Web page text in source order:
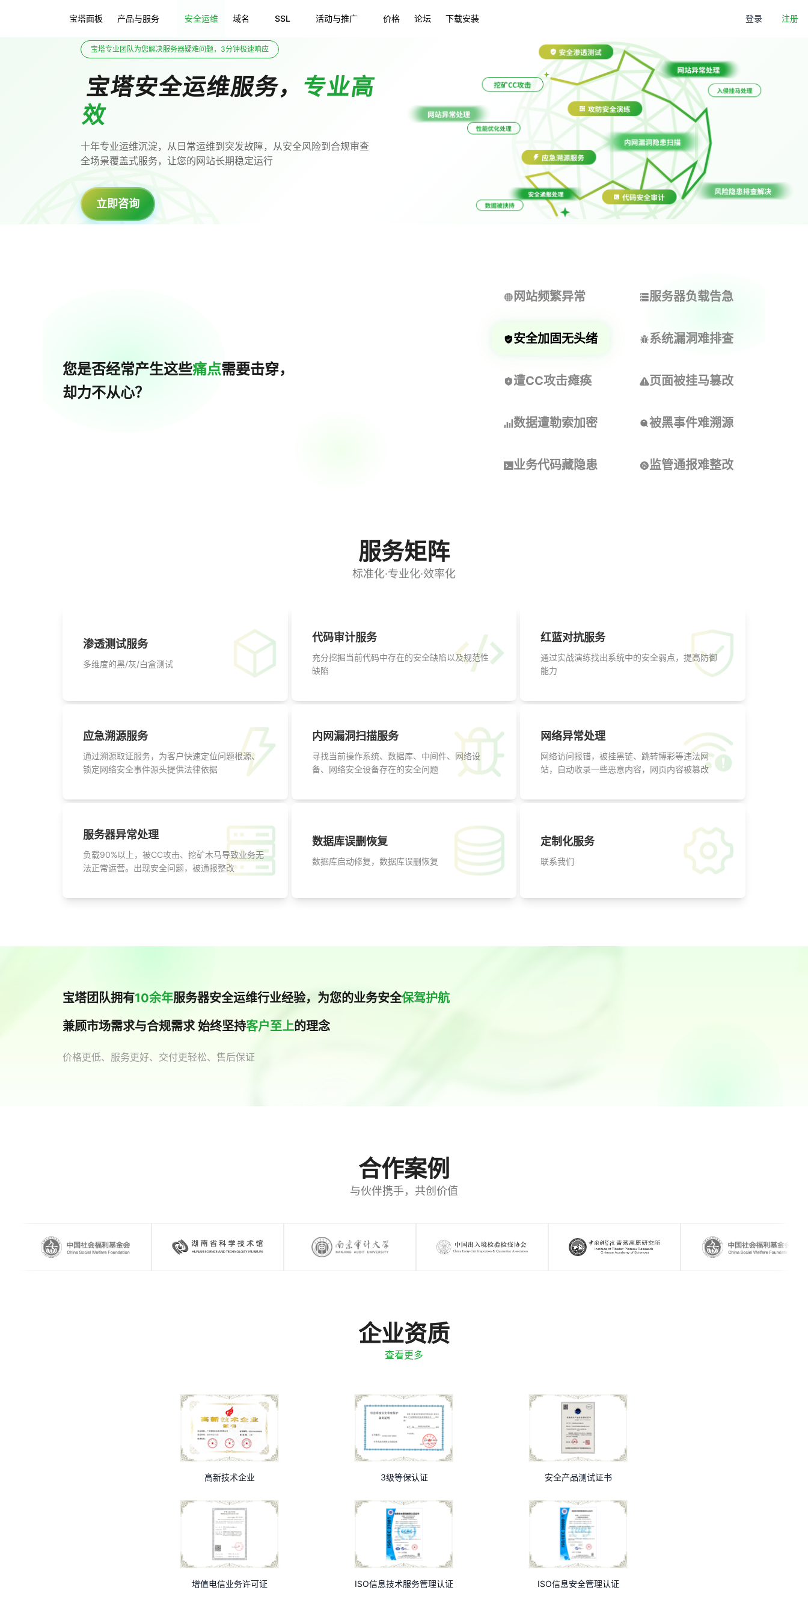
宝塔面板 产品与服务 安全运维 域名 SSL 活动与推广 价格 论坛 下载安装 登录 注册
宝塔专业团队为您解决服务器疑难问题，3分钟极速响应
宝塔安全运维服务，专业高
效
十年专业运维沉淀，从日常运维到突发故障，从安全风险到合规审查
全场景覆盖式服务，让您的网站长期稳定运行
立即咨询
您是否经常产生这些痛点需要击穿，
却力不从心？
网站频繁异常
安全加固无头绪
遭CC攻击瘫痪
数据遭勒索加密
业务代码藏隐患
服务器负载告急
系统漏洞难排查
页面被挂马篡改
被黑事件难溯源
监管通报难整改
服务矩阵
标准化·专业化·效率化
渗透测试服务
多维度的黑/灰/白盒测试
代码审计服务
充分挖掘当前代码中存在的安全缺陷以及规范性
缺陷
红蓝对抗服务
通过实战演练找出系统中的安全弱点，提高防御
能力
应急溯源服务
通过溯源取证服务，为客户快速定位问题根源、
锁定网络安全事件源头提供法律依据
内网漏洞扫描服务
寻找当前操作系统、数据库、中间件、网络设
备、网络安全设备存在的安全问题
网络异常处理
网络访问报错，被挂黑链、跳转博彩等违法网
站，自动收录一些恶意内容，网页内容被篡改
服务器异常处理
负载90%以上，被CC攻击、挖矿木马导致业务无
法正常运营。出现安全问题，被通报整改
数据库误删恢复
数据库启动修复，数据库误删恢复
定制化服务
联系我们
宝塔团队拥有10余年服务器安全运维行业经验，为您的业务安全保驾护航
兼顾市场需求与合规需求 始终坚持客户至上的理念
价格更低、服务更好、交付更轻松、售后保证
合作案例
与伙伴携手，共创价值
企业资质
查看更多
高新技术企业 3级等保认证 安全产品测试证书
增值电信业务许可证 ISO信息技术服务管理认证 ISO信息安全管理认证